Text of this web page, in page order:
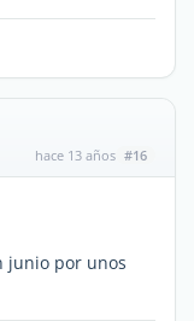
hace 13 años #16
junio por unos